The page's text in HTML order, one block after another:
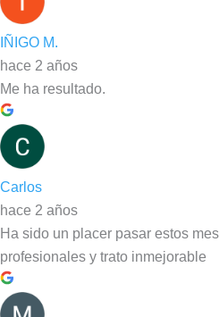
IÑIGO M.
hace 2 años
Me ha resultado.
Carlos
hace 2 años
Ha sido un placer pasar estos
profesionales y trato inmejorable